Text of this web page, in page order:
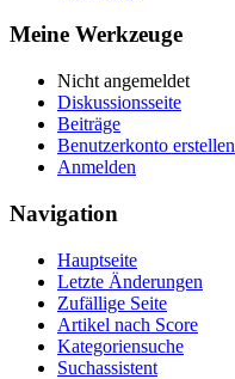
Meine Werkzeuge
Nicht angemeldet
Diskussionsseite
Beiträge
Benutzerkonto erstellen
Anmelden
Navigation
Hauptseite
Letzte Änderungen
Zufällige Seite
Artikel nach Score
Kategoriensuche
Suchassistent